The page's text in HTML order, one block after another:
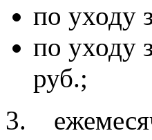
по уходу
по уходу
руб.;
3.